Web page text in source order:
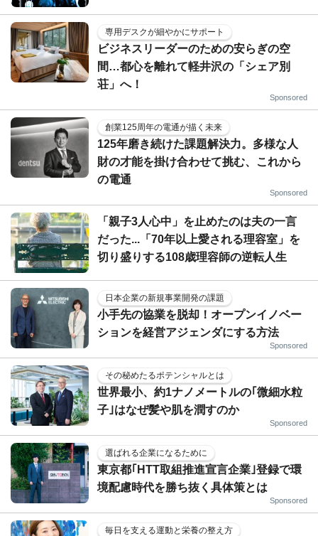
専用デスクが細やかにサポート
ビジネスリーダーのための安らぎの空
間…都心を離れて軽井沢の「シェア別
荘」へ！
Sponsored
創業125周年の電通が描く未来
125年磨き続けた課題解決力。多様な人
財の才能を掛け合わせて挑む、これから
の電通
Sponsored
「親子3人心中」を止めたのは夫の一言
だった...「70年以上愛される理容室」を
切り盛りする108歳理容師の逆転人生
日本企業の新規事業開発の課題
小手先の協業を脱却！オープンイノベー
ションを経営アジェンダにする方法
Sponsored
その秘めたるポテンシャルとは
世界最小、約1ナノメートルの｢微細水粒
子｣はなぜ髪や肌を潤すのか
Sponsored
選ばれる企業になるために
東京都｢HTT取組推進宣言企業｣登録で環
境配慮時代を勝ち抜く具体策とは
Sponsored
毎日を支える運動と栄養の整え方